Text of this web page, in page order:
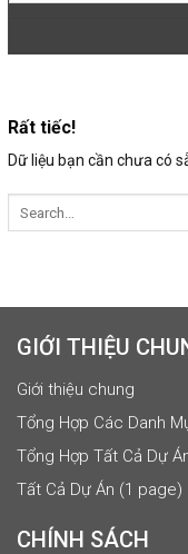
Rất tiếc!
Dữ liệu bạn cần chưa có
GIỚI THIỆU
Giới thiệu chung
Tổng Hợp Các Danh
Tổng Hợp Tất Cả Dự
Tất Cả Dự Án (1 page)
CHÍNH SÁCH